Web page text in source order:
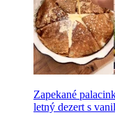
Zapekané
letný dezert s